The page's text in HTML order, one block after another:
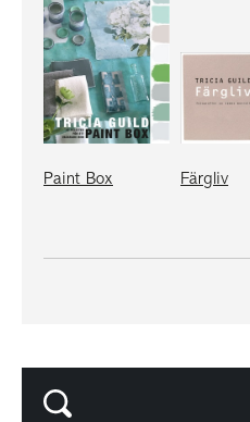
Paint Box Färgliv